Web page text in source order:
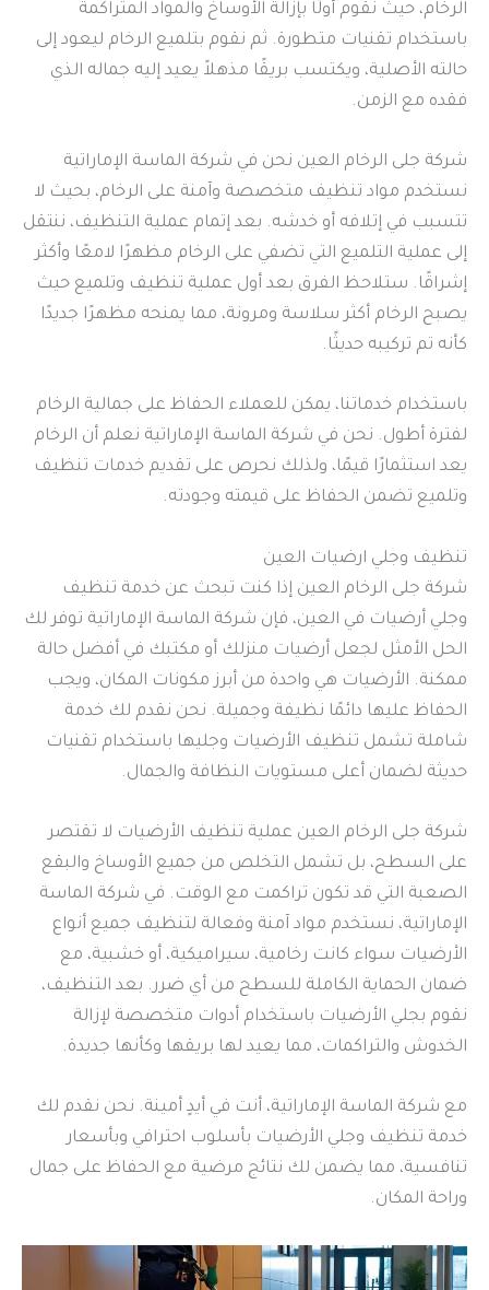
الرخام، حيث نقوم أولًا بإزالة الأوساخ والمواد المتراكمة
باستخدام تقنيات متطورة. ثم نقوم بتلميع الرخام ليعود إلى
حالته الأصلية، ويكتسب بريقًا مذهلاً يعيد إليه جماله الذي
فقده مع الزمن.
شركة جلى الرخام العين نحن في شركة الماسة الإماراتية
نستخدم مواد تنظيف متخصصة وآمنة على الرخام، بحيث لا
تتسبب في إتلافه أو خدشه. بعد إتمام عملية التنظيف، ننتقل
إلى عملية التلميع التي تضفي على الرخام مظهرًا لامعًا وأكثر
إشراقًا. ستلاحظ الفرق بعد أول عملية تنظيف وتلميع حيث
يصبح الرخام أكثر سلاسة ومرونة، مما يمنحه مظهرًا جديدًا
كأنه تم تركيبه حديثًا.
باستخدام خدماتنا، يمكن للعملاء الحفاظ على جمالية الرخام
لفترة أطول. نحن في شركة الماسة الإماراتية نعلم أن الرخام
يعد استثمارًا قيمًا، ولذلك نحرص على تقديم خدمات تنظيف
وتلميع تضمن الحفاظ على قيمته وجودته.
تنظيف وجلي ارضيات العين
شركة جلى الرخام العين إذا كنت تبحث عن خدمة تنظيف
وجلي أرضيات في العين، فإن شركة الماسة الإماراتية توفر لك
الحل الأمثل لجعل أرضيات منزلك أو مكتبك في أفضل حالة
ممكنة. الأرضيات هي واحدة من أبرز مكونات المكان، ويجب
الحفاظ عليها دائمًا نظيفة وجميلة. نحن نقدم لك خدمة
شاملة تشمل تنظيف الأرضيات وجليها باستخدام تقنيات
حديثة لضمان أعلى مستويات النظافة والجمال.
شركة جلى الرخام العين عملية تنظيف الأرضيات لا تقتصر
على السطح، بل تشمل التخلص من جميع الأوساخ والبقع
الصعبة التي قد تكون تراكمت مع الوقت. في شركة الماسة
الإماراتية، نستخدم مواد آمنة وفعالة لتنظيف جميع أنواع
الأرضيات سواء كانت رخامية، سيراميكية، أو خشبية، مع
ضمان الحماية الكاملة للسطح من أي ضرر. بعد التنظيف،
نقوم بجلي الأرضيات باستخدام أدوات متخصصة لإزالة
الخدوش والتراكمات، مما يعيد لها بريقها وكأنها جديدة.
مع شركة الماسة الإماراتية، أنت في أيدٍ أمينة. نحن نقدم لك
خدمة تنظيف وجلي الأرضيات بأسلوب احترافي وبأسعار
تنافسية، مما يضمن لك نتائج مرضية مع الحفاظ على جمال
وراحة المكان.